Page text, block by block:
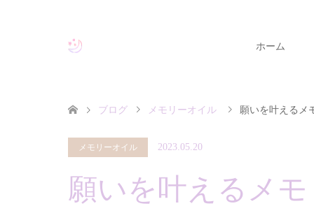
ホーム
ブログ メモリーオイル 願いを叶えるメ
メモリーオイル 2023.05.20
願いを叶えるメ